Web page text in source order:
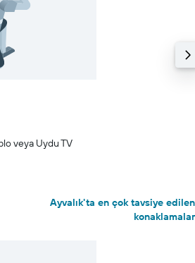
veya Uydu TV
Ayvalık'ta en çok tavsiye edilen
konaklamalar